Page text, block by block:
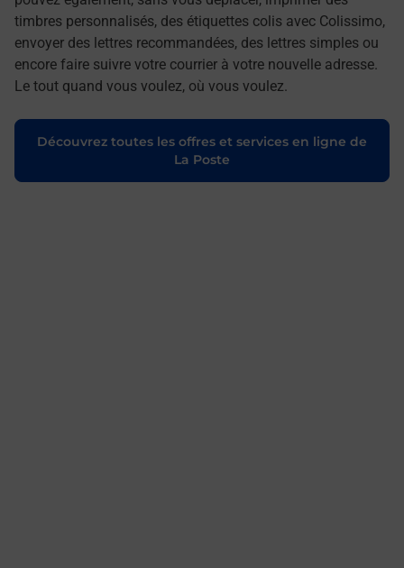
timbres personnalisés, des étiquettes colis avec Colissimo,
envoyer des lettres recommandées, des lettres simples ou
encore faire suivre votre courrier à votre nouvelle adresse.
Le tout quand vous voulez, où vous voulez.
Découvrez toutes les offres et services en ligne de
La Poste